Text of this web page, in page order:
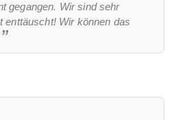
gegangen. Wir sind sehr
enttäuscht! Wir können das